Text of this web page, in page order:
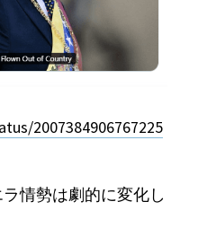
2007384906767225
情勢は劇的に変化し